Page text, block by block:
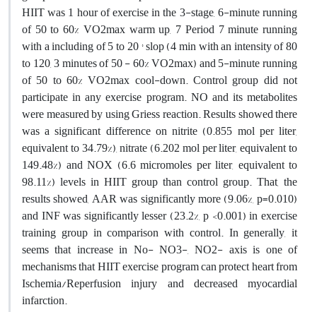
HIIT was 1 hour of exercise in the 3-stage, 6-minute running
of 50 to 60% VO2max warm up, 7 Period 7 minute running
with a including of 5 to 20 ° slop (4 min with an intensity of 80
to 120, 3 minutes of 50 - 60% VO2max) and 5-minute running
of 50 to 60% VO2max cool-down. Control group did not
participate in any exercise program. NO and its metabolites
were measured by using Griess reaction. Results showed there
was a significant difference on nitrite (0.855 mol per liter,
equivalent to 34.79%), nitrate (6.202 mol per liter, equivalent to
149.48%) and NOX (6.6 micromoles per liter, equivalent to
98.11%) levels in HIIT group than control group. That, the
results showed, AAR was significantly more (9.06%, p=0.010)
and INF was significantly lesser (23.2%, p <0.001) in exercise
training group in comparison with control. In generally, it
seems that increase in No- NO3-, NO2- axis is one of
mechanisms that HIIT exercise program can protect heart from
Ischemia/Reperfusion injury and decreased myocardial
infarction.